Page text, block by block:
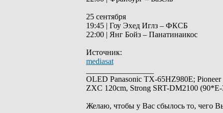
25 сентября
19:45 | Гоу Эхед Иглз – ФКСБ
22:00 | Янг Бойз – Панатинаикос
Источник:
mediasat
OLED Panasonic TX-65HZ980E;
ZXC 120cm, Strong SRT-DM2100
Желаю, чтобы у Вас сбылось то, чего